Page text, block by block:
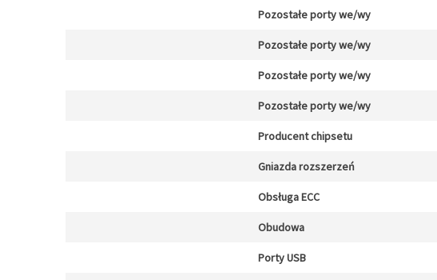
Pozostałe porty we/wy
Pozostałe porty we/wy
Pozostałe porty we/wy
Pozostałe porty we/wy
Producent chipsetu
Gniazda rozszerzeń
Obsługa ECC
Obudowa
Porty USB